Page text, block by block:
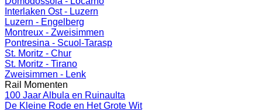
Interlaken Ost - Luzern
Luzern - Engelberg
Montreux - Zweisimmen
Pontresina - Scuol-Tarasp
St. Moritz - Chur
St. Moritz - Tirano
Zweisimmen - Lenk
Rail Momenten
100 Jaar Albula en Ruinaulta
De Kleine Rode en Het Grote Wit